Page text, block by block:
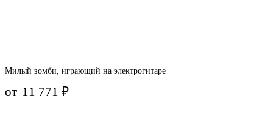
Милый зомби, играющий на электрогитаре
от 11 771₽